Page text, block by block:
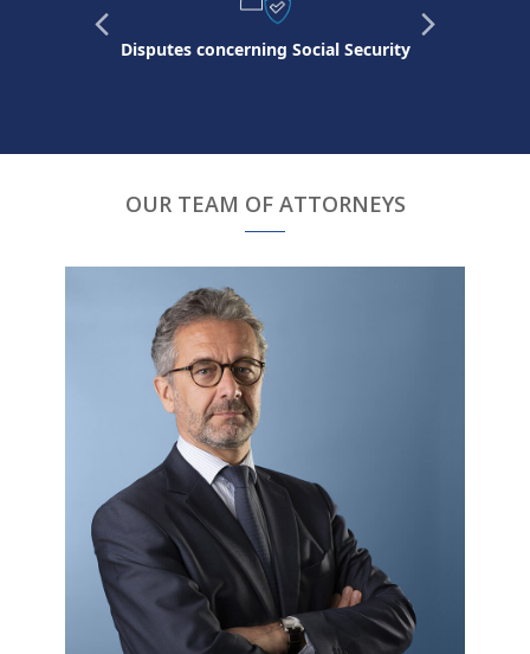
Disputes concerning Social Security
Previous
Next
OUR TEAM OF ATTORNEYS